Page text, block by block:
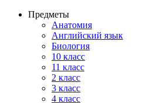
Предметы
Анатомия
Английский язык
Биология
10 класс
11 класс
2 класс
3 класс
4 класс